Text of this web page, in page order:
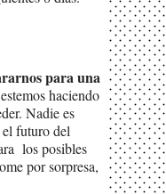
para una
haciendo
Nadie es
futuro del
los posibles
por sorpresa,